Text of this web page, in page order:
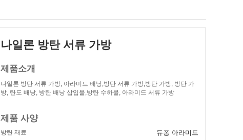
나일론 방탄 서류 가방
제품소개
나일론 방탄 서류 가방, 아라미드 배낭,방탄 서류 가방,방탄 가방, 방탄 가
방, 탄도 배낭, 방탄 배낭 삽입물,방탄 수하물, 아라미드 서류 가방
제품 사양
방탄 재료 듀퐁 아라미드